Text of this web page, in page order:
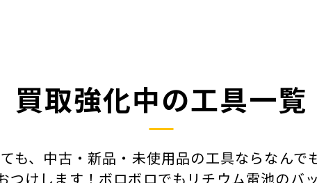
買取強化中の工具一覧
も、中古・新品・未使用品の工具ならなんで
つけします！ボロボロでもリチウム電池のバ